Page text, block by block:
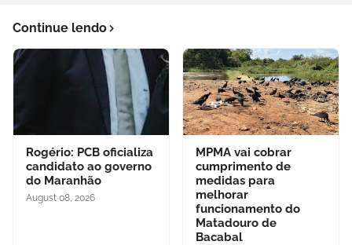
Continue lendo
Rogério: PCB oficializa
candidato ao governo
do Maranhão
August 08, 2026
MPMA vai cobrar
cumprimento de
medidas para
melhorar
funcionamento do
Matadouro de
Bacabal